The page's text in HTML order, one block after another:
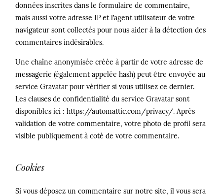
données inscrites dans le formulaire de commentaire,
mais aussi votre adresse IP et l’agent utilisateur de votre
navigateur sont collectés pour nous aider à la détection des
commentaires indésirables.
Une chaîne anonymisée créée à partir de votre adresse de
messagerie (également appelée hash) peut être envoyée au
service Gravatar pour vérifier si vous utilisez ce dernier.
Les clauses de confidentialité du service Gravatar sont
disponibles ici : https://automattic.com/privacy/. Après
validation de votre commentaire, votre photo de profil sera
visible publiquement à coté de votre commentaire.
Cookies
Si vous déposez un commentaire sur notre site, il vous sera